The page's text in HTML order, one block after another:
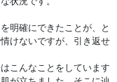
明確にできたことが、と
けないですが、引き返せ
こんなことをしています